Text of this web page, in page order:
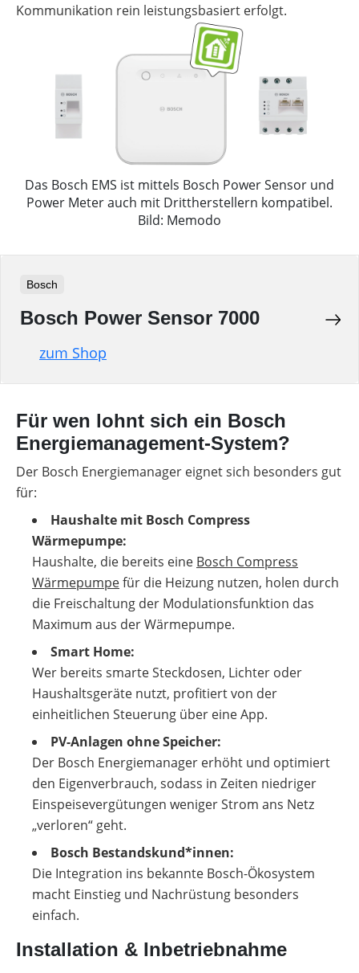
Kommunikation rein leistungsbasiert erfolgt.
Das Bosch EMS ist mittels Bosch Power Sensor und
Power Meter auch mit Drittherstellern kompatibel.
Bild: Memodo
Bosch
Bosch Power Sensor 7000
zum Shop
Für wen lohnt sich ein Bosch
Energiemanagement-System?
Der Bosch Energiemanager eignet sich besonders gut
für:
Haushalte mit Bosch Compress
Wärmepumpe:
Haushalte, die bereits eine Bosch Compress
Wärmepumpefür die Heizung nutzen, holen durch
die Freischaltung der Modulationsfunktion das
Maximum aus der Wärmepumpe.
Smart Home:
Wer bereits smarte Steckdosen, Lichter oder
Haushaltsgeräte nutzt, profitiert von der
einheitlichen Steuerung über eine App.
PV-Anlagen ohne Speicher:
Der Bosch Energiemanager erhöht und optimiert
den Eigenverbrauch, sodass in Zeiten niedriger
Einspeisevergütungen weniger Strom ans Netz
„verloren“ geht.
Bosch Bestandskund*innen:
Die Integration ins bekannte Bosch-Ökosystem
macht Einstieg und Nachrüstung besonders
einfach.
Installation & Inbetriebnahme